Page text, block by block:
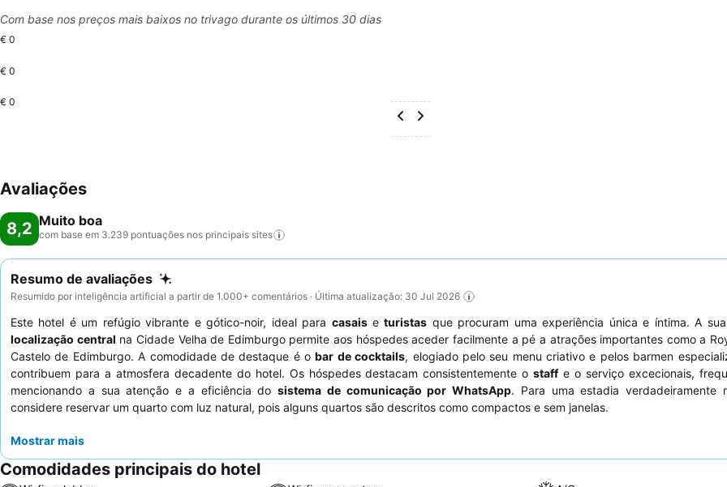
Com base nos preços mais baixos no trivago durante os últimos 30 dias
€ 0
€ 0
€ 0
Avaliações
8,2 Muito boa
com base em 3.239 pontuações nos principais sites
Resumo de avaliações
Resumido por inteligência artificial a partir de 1.000+ comentários · Última atualização: 30 Jul 2026
Este hotel é um refúgio vibrante e gótico-noir, ideal para casaiseturistas que procuram uma experiência única e íntima. A
localização central na Cidade Velha de Edimburgo permite aos hóspedes aceder facilmente a pé a atrações importantes como a
Castelo de Edimburgo. A comodidade de destaque é obar de cocktails, elogiado pelo seu menu criativo e pelos barmen
contribuem para a atmosfera decadente do hotel. Os hóspedes destacam consistentemente ostaffe o serviço excecionais,
mencionando a sua atenção e a eficiência dosistema de comunicação por WhatsApp. Para uma estadia verdadeiramente
considere reservar um quarto com luz natural, pois alguns quartos são descritos como compactos e sem janelas.
Mostrar mais
Comodidades principais do hotel